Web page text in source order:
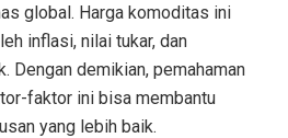
global. Harga komoditas ini
inflasi, nilai tukar, dan
Dengan demikian, pemahaman
faktor ini bisa membantu
yang lebih baik.